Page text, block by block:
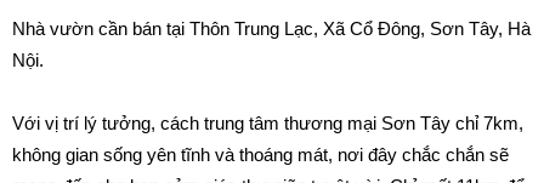
Nhà vườn cần bán tại Thôn Trung Lạc, Xã Cổ Đông, Sơn Tây, Hà
Nội.
Với vị trí lý tưởng, cách trung tâm thương mại Sơn Tây chỉ 7km,
không gian sống yên tĩnh và thoáng mát, nơi đây chắc chắn sẽ